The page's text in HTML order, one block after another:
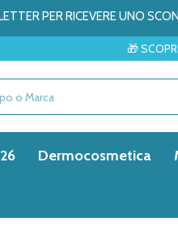
PER RICEVERE UNO
🎁 SCOPRI LE SORPRESE
Dermocosmetica